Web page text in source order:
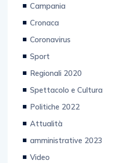
Campania
Cronaca
Coronavirus
Sport
Regionali 2020
Spettacolo e Cultura
Politiche 2022
Attualità
amministrative 2023
Video